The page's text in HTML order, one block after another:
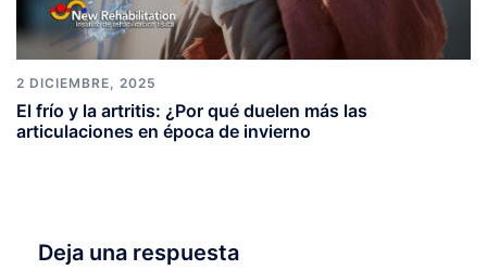
2 DICIEMBRE, 2025
El frío y la artritis: ¿Por qué duelen más las
articulaciones en época de invierno
Deja una respuesta